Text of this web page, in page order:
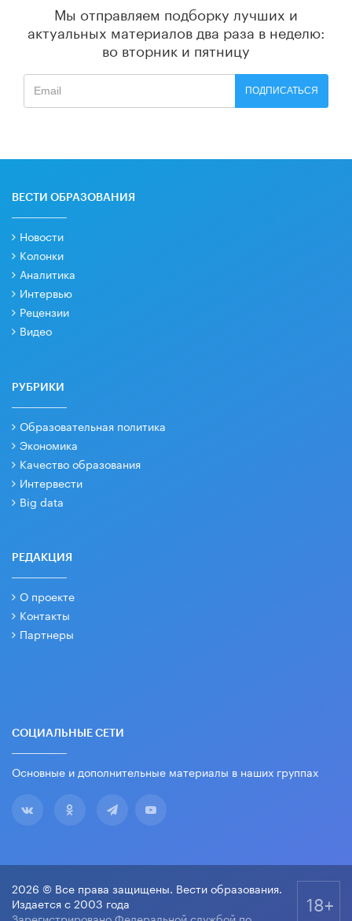
Мы отправляем подборку лучших и
актуальных материалов два раза в неделю:
во вторник и пятницу
ПОДПИСАТЬСЯ
ВЕСТИ ОБРАЗОВАНИЯ
Новости
Колонки
Аналитика
Интервью
Рецензии
Видео
РУБРИКИ
Образовательная политика
Экономика
Качество образования
Интервести
Big data
РЕДАКЦИЯ
О проекте
Контакты
Партнеры
СОЦИАЛЬНЫЕ СЕТИ
Основные и дополнительные материалы в наших группах
2026 © Все права защищены. Вести образования.
Издается с 2003 года
18+